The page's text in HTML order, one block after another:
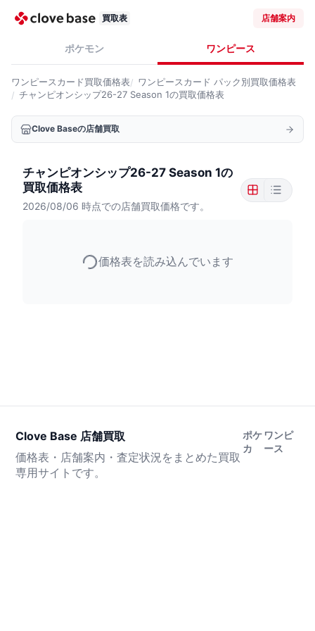
買取表 店舗案内
ポケモン ワンピース
ワンピースカード買取価格表 ワンピースカード パック別買取価格表
チャンピオンシップ26-27​ Season 1の買取価格表
Clove Baseの店舗買取
チャンピオンシップ26-27​ Season 1の
買取価格表
2026/08/06 時点での店舗買取価格です。
価格表を読み込んでいます
Clove Base 店舗買取
価格表・店舗案内・査定状況をまとめた買取
専用サイトです。
ポケ
カ
ワンピ
ース